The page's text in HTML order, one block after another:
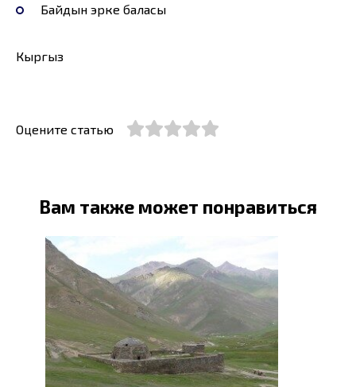
Байдын эрке баласы
Кыргыз
Оцените статью
Вам также может понравиться